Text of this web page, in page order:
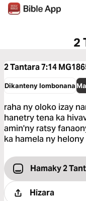
2
2 Tantara 7:14
Dikanteny Iombonana
raha ny oloko izay
hanetry tena ka
amin'ny ratsy
ka hamela ny
Hamaky 2
Hizara